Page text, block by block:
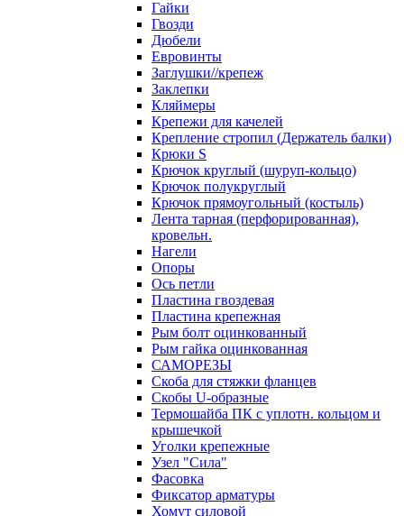
Гайки
Гвозди
Дюбели
Евровинты
Заглушки//крепеж
Заклепки
Кляймеры
Крепежи для качелей
Крепление стропил (Держатель балки)
Крюки S
Крючок круглый (шуруп-кольцо)
Крючок полукруглый
Крючок прямоугольный (костыль)
Лента тарная (перфорированная),
кровельн.
Нагели
Опоры
Ось петли
Пластина гвоздевая
Пластина крепежная
Рым болт оцинкованный
Рым гайка оцинкованная
САМОРЕЗЫ
Скоба для стяжки фланцев
Скобы U-образные
Термошайба ПК с уплотн. кольцом и
крышечкой
Уголки крепежные
Узел "Сила"
Фасовка
Фиксатор арматуры
Хомут силовой